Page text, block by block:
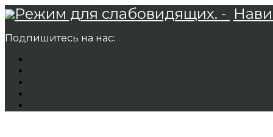
Режим для слабовидящих. -
Подпишитесь на нас: